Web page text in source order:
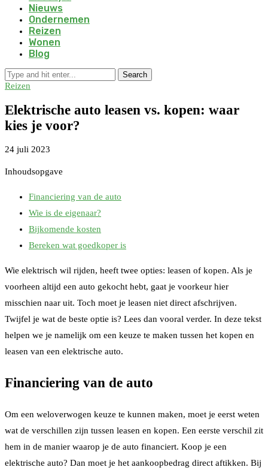
Nieuws
Ondernemen
Reizen
Wonen
Blog
Search
Reizen
Elektrische auto leasen vs. kopen: waar
kies je voor?
24 juli 2023
Inhoudsopgave
Financiering van de auto
Wie is de eigenaar?
Bijkomende kosten
Bereken wat goedkoper is
Wie elektrisch wil rijden, heeft twee opties: leasen of kopen. Als je
voorheen altijd een auto gekocht hebt, gaat je voorkeur hier
misschien naar uit. Toch moet je leasen niet direct afschrijven.
Twijfel je wat de beste optie is? Lees dan vooral verder. In deze tekst
helpen we je namelijk om een keuze te maken tussen het kopen en
leasen van een elektrische auto.
Financiering van de auto
Om een weloverwogen keuze te kunnen maken, moet je eerst weten
wat de verschillen zijn tussen leasen en kopen. Een eerste verschil zit
hem in de manier waarop je de auto financiert. Koop je een
elektrische auto? Dan moet je het aankoopbedrag direct aftikken. Bij